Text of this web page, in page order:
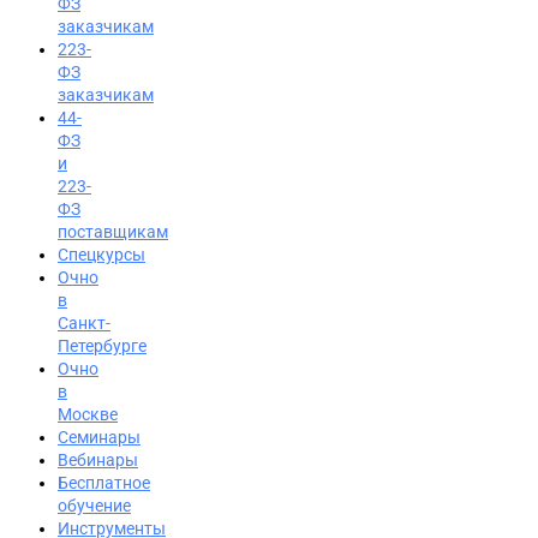
Вход на портал
8 (495) 228-47-43
заказчикам
223-
ФЗ
заказчикам
44-
ФЗ
и
223-
ФЗ
поставщикам
Спецкурсы
Очно
в
Санкт-
Петербурге
Очно
в
Москве
Семинары
Вебинары
Бесплатное
обучение
Инструменты